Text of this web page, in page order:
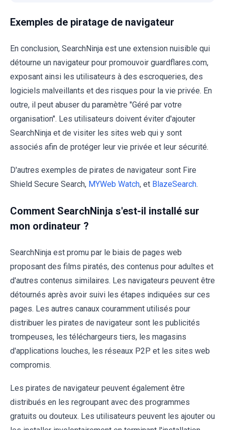
Exemples de piratage de navigateur
En conclusion, SearchNinja est une extension nuisible qui
détourne un navigateur pour promouvoir guardflares.com,
exposant ainsi les utilisateurs à des escroqueries, des
logiciels malveillants et des risques pour la vie privée. En
outre, il peut abuser du paramètre "Géré par votre
organisation". Les utilisateurs doivent éviter d'ajouter
SearchNinja et de visiter les sites web qui y sont
associés afin de protéger leur vie privée et leur sécurité.
D'autres exemples de pirates de navigateur sont Fire
Shield Secure Search, MYWeb Watch, et BlazeSearch.
Comment SearchNinja s'est-il installé sur
mon ordinateur ?
SearchNinja est promu par le biais de pages web
proposant des films piratés, des contenus pour adultes et
d'autres contenus similaires. Les navigateurs peuvent être
détournés après avoir suivi les étapes indiquées sur ces
pages. Les autres canaux couramment utilisés pour
distribuer les pirates de navigateur sont les publicités
trompeuses, les téléchargeurs tiers, les magasins
d'applications louches, les réseaux P2P et les sites web
compromis.
Les pirates de navigateur peuvent également être
distribués en les regroupant avec des programmes
gratuits ou douteux. Les utilisateurs peuvent les ajouter ou